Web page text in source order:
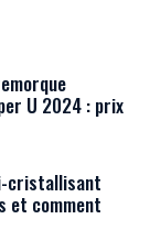
U 2024 : prix
cristallisant
et comment